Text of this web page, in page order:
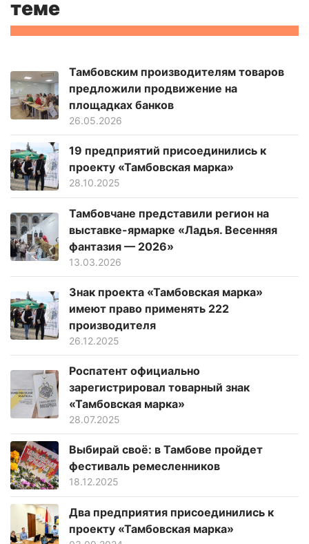
теме
Тамбовским производителям товаров
предложили продвижение на
площадках банков
26.05.2026
19 предприятий присоединились к
проекту «Тамбовская марка»
28.10.2025
Тамбовчане представили регион на
выставке-ярмарке «Ладья. Весенняя
фантазия — 2026»
13.03.2026
Знак проекта «Тамбовская марка»
имеют право применять 222
производителя
26.12.2025
Роспатент официально
зарегистрировал товарный знак
«Тамбовская марка»
28.07.2025
Выбирай своё: в Тамбове пройдет
фестиваль ремесленников
18.12.2025
Два предприятия присоединились к
проекту «Тамбовская марка»